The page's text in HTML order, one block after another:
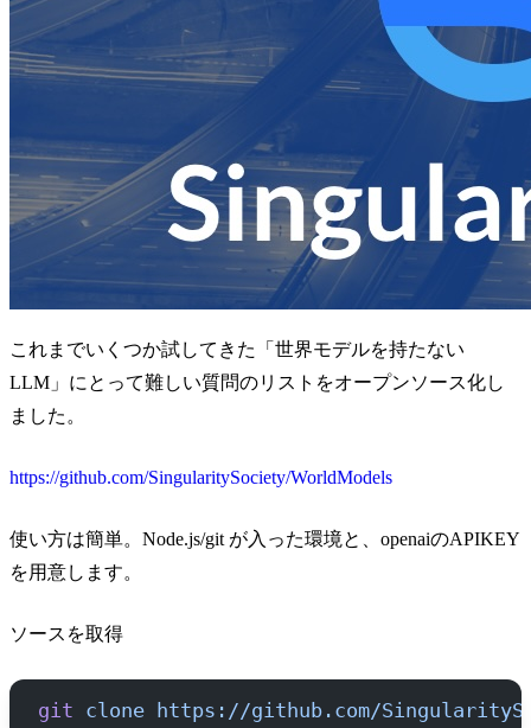
これまでいくつか試してきた「世界モデルを持たない
LLM」にとって難しい質問のリストをオープンソース化し
ました。
https://github.com/SingularitySociety/WorldModels
使い方は簡単。Node.js/git が入った環境と、openaiのAPIKEY
を用意します。
ソースを取得
git clone https://github.com/